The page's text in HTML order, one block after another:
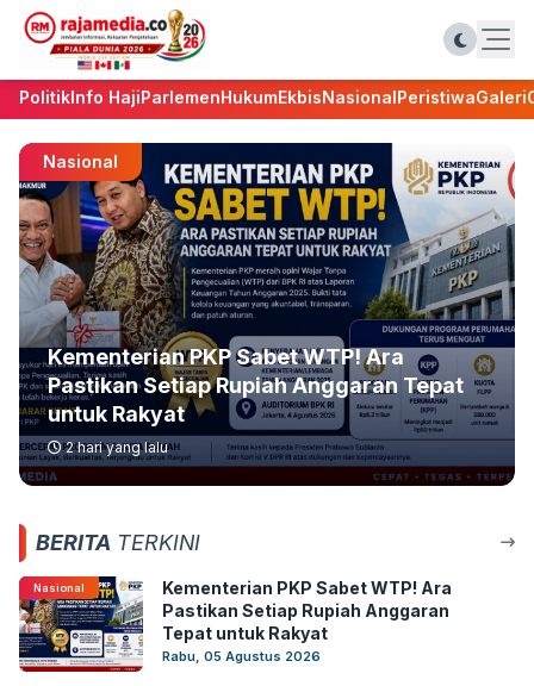
PolitikInfo HajiParlemenHukumEkbisNasionalPeristiwaGaleri
Nasional
Kementerian PKP Sabet WTP! Ara
Pastikan Setiap Rupiah Anggaran Tepat
untuk Rakyat
2 hari yang lalu
BERITA TERKINI
Nasional
Kementerian PKP Sabet WTP! Ara
Pastikan Setiap Rupiah Anggaran
Tepat untuk Rakyat
Rabu, 05 Agustus 2026